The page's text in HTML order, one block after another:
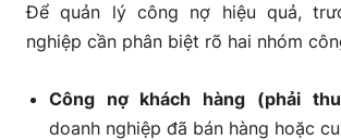
Để quản lý công nợ hiệu quả,
nghiệp cần phân biệt rõ hai nhóm
Công nợ khách hàng (phải
doanh nghiệp đã bán hàng hoặc